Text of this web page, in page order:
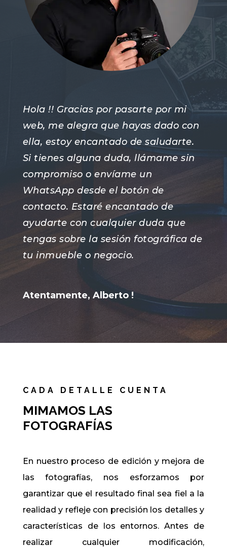
Hola !! Gracias por pasarte por mi
web, me alegra que hayas dado con
ella, estoy encantado de saludarte.
Si tienes alguna duda, llámame sin
compromiso o envíame un
WhatsApp desde el botón de
contacto. Estaré encantado de
ayudarte con cualquier duda que
tengas sobre la sesión fotográfica de
tu inmueble o negocio.
Atentamente, Alberto !
CADA DETALLE CUENTA
MIMAMOS LAS
FOTOGRAFÍAS
En nuestro proceso de edición y mejora de
las fotografías, nos esforzamos por
garantizar que el resultado final sea fiel a la
realidad y refleje con precisión los detalles y
características de los entornos. Antes de
realizar cualquier modificación,